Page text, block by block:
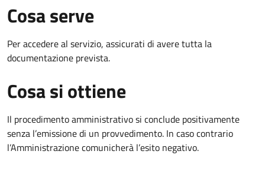
Cosa serve
Per accedere al servizio, assicurati di avere tutta la
documentazione prevista.
Cosa si ottiene
Il procedimento amministrativo si conclude positivamente
senza l’emissione di un provvedimento. In caso contrario
l’Amministrazione comunicherà l’esito negativo.